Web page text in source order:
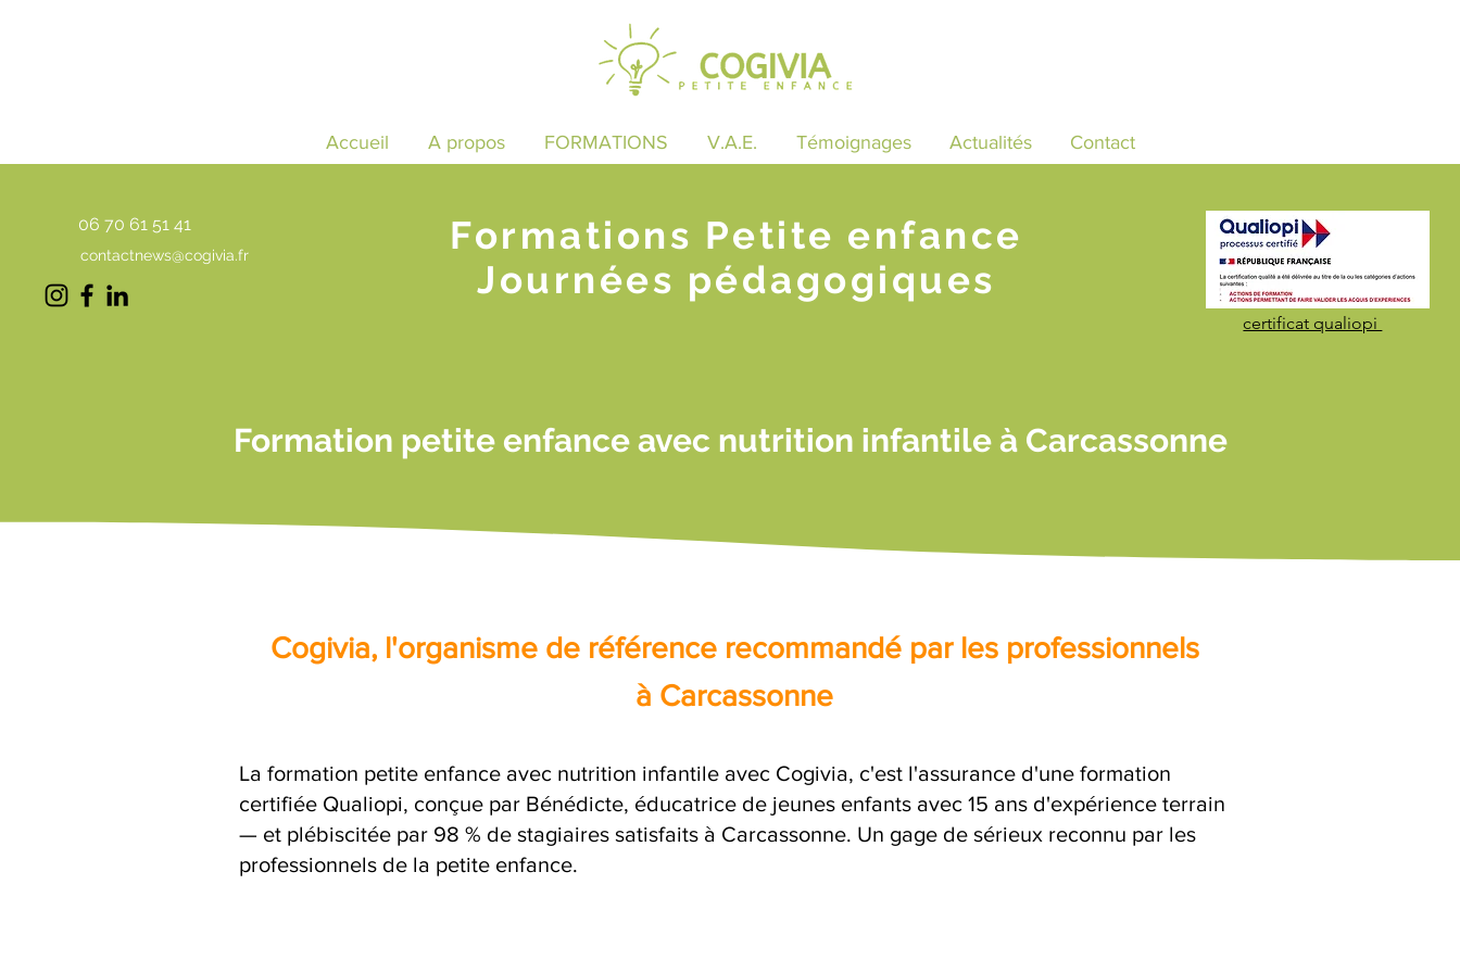
Accueil A propos FORMATIONS V.A.E. Témoignages Actualités Contact
06 70 61 51 41
contactnews@cogivia.fr
Formations Petite enfance
Journées pédagogiques
certificat qualiopi
Formation petite enfance avec nutrition infantile à Carcassonne
Cogivia, l'organisme de référence recommandé par les professionnels
à Carcassonne
La formation petite enfance avec nutrition infantile avec Cogivia, c'est l'assurance d'une formation
certifiée Qualiopi, conçue par Bénédicte, éducatrice de jeunes enfants avec 15 ans d'expérience terrain
— et plébiscitée par 98 % de stagiaires satisfaits à Carcassonne. Un gage de sérieux reconnu par les
professionnels de la petite enfance.